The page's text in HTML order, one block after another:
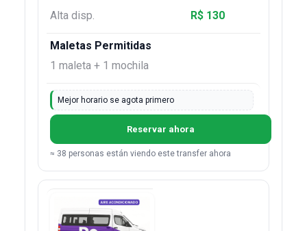
Alta disp. R$ 130
1 maleta + 1 mochila
Mejor horario se agota primero
Reservar ahora
≈ 38 personas están viendo este transfer ahora